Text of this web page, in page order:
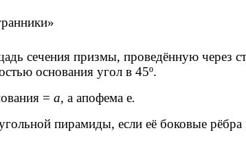
сечения призмы, проведённую через
основания угол в 45º.
=а, а апофема e.
пирамиды, если её боковые